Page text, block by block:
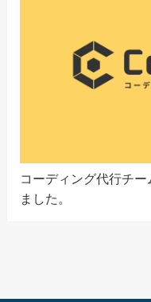
コーディング代行チ
ました。